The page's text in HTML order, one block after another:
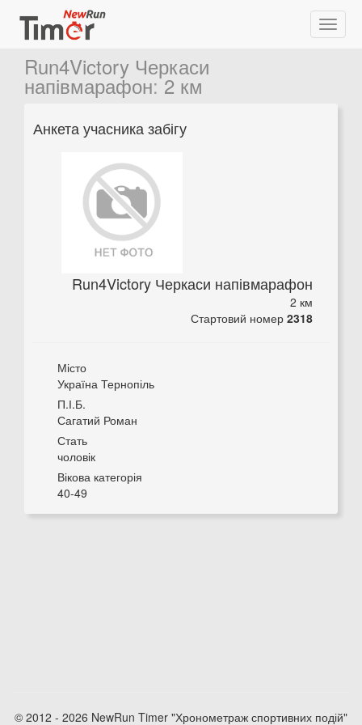
Run4Victory Черкаси
напівмарафон:2 км
Анкета учасника забігу
Run4Victory Черкаси напівмарафон
2 км
Стартовий номер 2318
Місто
Україна Тернопіль
П.І.Б.
Сагатий Роман
Стать
чоловік
Вікова категорія
40-49
© 2012 - 2026 NewRun Timer "Хронометраж спортивних подій"